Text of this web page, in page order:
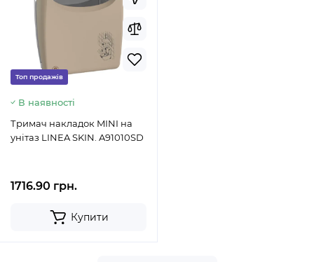
Топ продажів
В наявності
Тримач накладок MINI на
унітаз LINEA SKIN. A91010SD
1716.90 грн.
Купити